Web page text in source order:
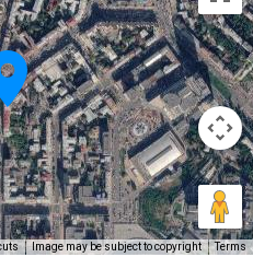
Image may be subject to copyright Terms